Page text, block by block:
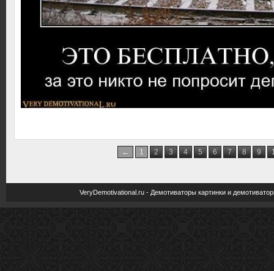
← 1 2 3 4 5 6 7 8 9
VeryDemotivational.ru - Демотиваторы картинки и